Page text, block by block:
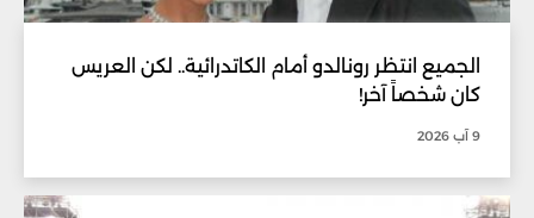
الجميع انتظر رونالدو أمام الكاتدرائية.. لكن العريس
كان شخصاً آخر!
9 آب 2026